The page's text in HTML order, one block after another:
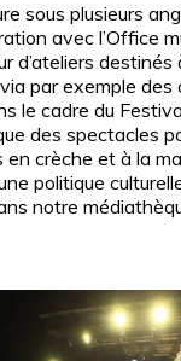
sous plusieurs
avec l’Office
d’ateliers destinés
par exemple des
le cadre du
des spectacles
crèche et à la
politique
notre